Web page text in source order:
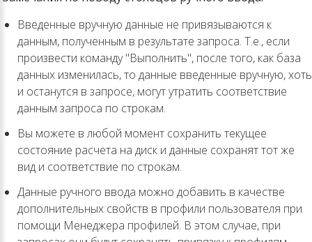
Введенные вручную данные не привязываются к
данным, полученным в результате запроса. Т.е., если
произвести команду "Выполнить", после того, как база
данных изменилась, то данные введенные вручную, хоть
и останутся в запросе, могут утратить соответствие
данным запроса по строкам.
Вы можете в любой момент сохранить текущее
состояние расчета на диск и данные сохранят тот же
вид и соответствие по строкам.
Данные ручного ввода можно добавить в качестве
дополнительных свойств в профили пользователя при
помощи Менеджера профилей. В этом случае, при